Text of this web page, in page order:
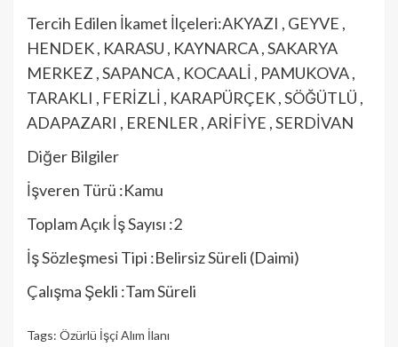
Tercih Edilen İkamet İlçeleri:AKYAZI , GEYVE ,
HENDEK , KARASU , KAYNARCA , SAKARYA
MERKEZ , SAPANCA , KOCAALİ , PAMUKOVA ,
TARAKLI , FERİZLİ , KARAPÜRÇEK , SÖĞÜTLÜ ,
ADAPAZARI , ERENLER , ARİFİYE , SERDİVAN
Diğer Bilgiler
İşveren Türü :Kamu
Toplam Açık İş Sayısı :2
İş Sözleşmesi Tipi :Belirsiz Süreli (Daimi)
Çalışma Şekli :Tam Süreli
Tags: Özürlü İşçi Alım İlanı